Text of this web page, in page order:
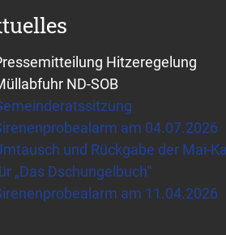
Hitzeregelung
ND-SOB
am 04.07.2026
und Rückgabe der Mai-
„Das Dschungelbuch“
am 11.04.2026